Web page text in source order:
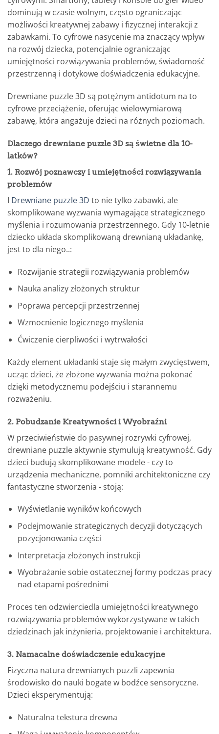
dominują w czasie wolnym, często ograniczając
możliwości kreatywnej zabawy i fizycznej interakcji z
zabawkami. To cyfrowe nasycenie ma znaczący wpływ
na rozwój dziecka, potencjalnie ograniczając
umiejętności rozwiązywania problemów, świadomość
przestrzenną i dotykowe doświadczenia edukacyjne.
Drewniane puzzle 3D są potężnym antidotum na to
cyfrowe przeciążenie, oferując wielowymiarową
zabawę, która angażuje dzieci na różnych poziomach.
Dlaczego drewniane puzzle 3D są świetne dla 10-
latków?
1. Rozwój poznawczy i umiejętności rozwiązywania
problemów
I Drewniane puzzle 3D to nie tylko zabawki, ale
skomplikowane wyzwania wymagające strategicznego
myślenia i rozumowania przestrzennego. Gdy 10-letnie
dziecko układa skomplikowaną drewnianą układankę,
jest to dla niego..:
Rozwijanie strategii rozwiązywania problemów
Nauka analizy złożonych struktur
Poprawa percepcji przestrzennej
Wzmocnienie logicznego myślenia
Ćwiczenie cierpliwości i wytrwałości
Każdy element układanki staje się małym zwycięstwem,
ucząc dzieci, że złożone wyzwania można pokonać
dzięki metodycznemu podejściu i starannemu
rozważeniu.
2. Pobudzanie Kreatywności i Wyobraźni
W przeciwieństwie do pasywnej rozrywki cyfrowej,
drewniane puzzle aktywnie stymulują kreatywność. Gdy
dzieci budują skomplikowane modele - czy to
urządzenia mechaniczne, pomniki architektoniczne czy
fantastyczne stworzenia - stoją:
Wyświetlanie wyników końcowych
Podejmowanie strategicznych decyzji dotyczących
pozycjonowania części
Interpretacja złożonych instrukcji
Wyobrażanie sobie ostatecznej formy podczas pracy
nad etapami pośrednimi
Proces ten odzwierciedla umiejętności kreatywnego
rozwiązywania problemów wykorzystywane w takich
dziedzinach jak inżynieria, projektowanie i architektura.
3. Namacalne doświadczenie edukacyjne
Fizyczna natura drewnianych puzzli zapewnia
środowisko do nauki bogate w bodźce sensoryczne.
Dzieci eksperymentują:
Naturalna tekstura drewna